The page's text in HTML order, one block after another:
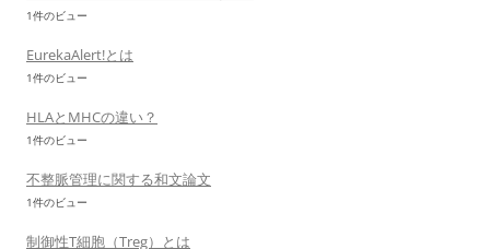
1件のビュー
EurekaAlert!とは
1件のビュー
HLAとMHCの違い？
1件のビュー
不整脈管理に関する和文論文
1件のビュー
制御性T細胞（Treg）とは